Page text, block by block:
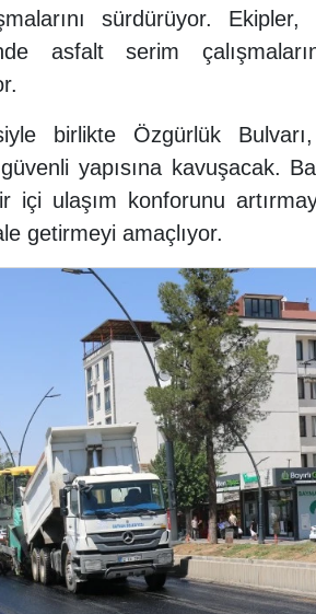
sürdürüyor. Ekipler,
asfalt serim
birlikte Özgürlük
yapısına kavuşacak.
içi ulaşım konforunu
getirmeyi amaçlıyor.